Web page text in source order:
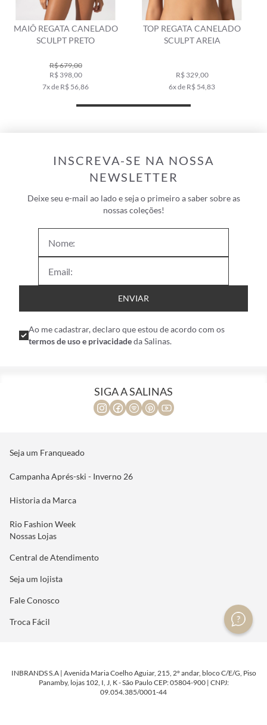
TOP REGATA CANELADO
SCULPT AREIA
R$ 329,00
6x de R$ 54,83
CALCINHA ALTA CANELADO
SCULPT AREIA
R$ 189,00
3x de R$ 63,00
INSCREVA-SE NA NOSSA
NEWSLETTER
Deixe seu e-mail ao lado e seja o primeiro a saber sobre as
nossas coleções!
ENVIAR
Ao me cadastrar, declaro que estou de acordo com os
termos de uso e privacidadeda Salinas.
SIGA A SALINAS
Seja um Franqueado
Campanha Aprés-ski - Inverno 26
Historia da Marca
Rio Fashion Week
Nossas Lojas
Central de Atendimento
Seja um lojista
Fale Conosco
Troca Fácil
INBRANDS S.A | Avenida Maria Coelho Aguiar, 215, 2º andar, bloco C/E/G, Piso
Panamby, lojas 102, I, J, K - São Paulo CEP: 05804-900 | CNPJ:
09.054.385/0001-44